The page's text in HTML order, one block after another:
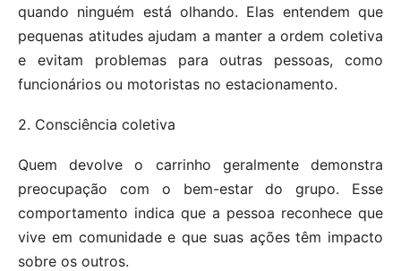
quando ninguém está olhando. Elas entendem que
pequenas atitudes ajudam a manter a ordem coletiva
e evitam problemas para outras pessoas, como
funcionários ou motoristas no estacionamento.
2. Consciência coletiva
Quem devolve o carrinho geralmente demonstra
preocupação com o bem-estar do grupo. Esse
comportamento indica que a pessoa reconhece que
vive em comunidade e que suas ações têm impacto
sobre os outros.